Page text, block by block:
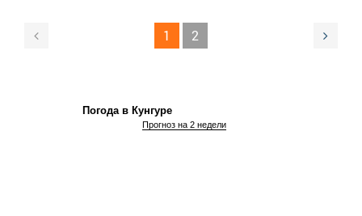
1 2
Погода в Кунгуре
Прогноз на 2 недели